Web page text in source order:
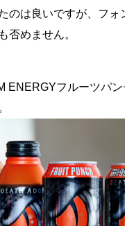
のは良いですが、フォ
否めません。
ENERGYフルーツパ